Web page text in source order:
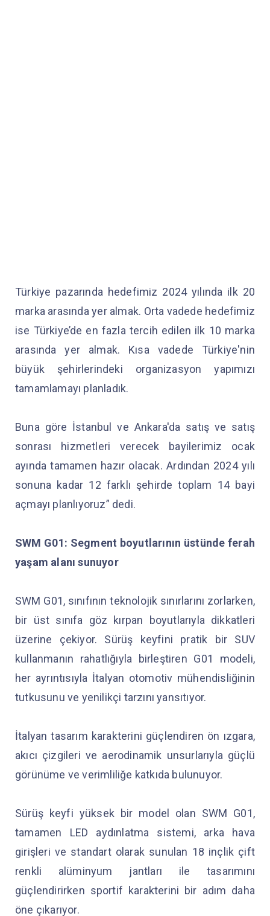
Türkiye pazarında hedefimiz 2024 yılında ilk 20
marka arasında yer almak. Orta vadede hedefimiz
ise Türkiye’de en fazla tercih edilen ilk 10 marka
arasında yer almak. Kısa vadede Türkiye'nin
büyük şehirlerindeki organizasyon yapımızı
tamamlamayı planladık.
Buna göre İstanbul ve Ankara'da satış ve satış
sonrası hizmetleri verecek bayilerimiz ocak
ayında tamamen hazır olacak. Ardından 2024 yılı
sonuna kadar 12 farklı şehirde toplam 14 bayi
açmayı planlıyoruz” dedi.
SWM G01: Segment boyutlarının üstünde ferah
yaşam alanı sunuyor
SWM G01, sınıfının teknolojik sınırlarını zorlarken,
bir üst sınıfa göz kırpan boyutlarıyla dikkatleri
üzerine çekiyor. Sürüş keyfini pratik bir SUV
kullanmanın rahatlığıyla birleştiren G01 modeli,
her ayrıntısıyla İtalyan otomotiv mühendisliğinin
tutkusunu ve yenilikçi tarzını yansıtıyor.
İtalyan tasarım karakterini güçlendiren ön ızgara,
akıcı çizgileri ve aerodinamik unsurlarıyla güçlü
görünüme ve verimliliğe katkıda bulunuyor.
Sürüş keyfi yüksek bir model olan SWM G01,
tamamen LED aydınlatma sistemi, arka hava
girişleri ve standart olarak sunulan 18 inçlik çift
renkli alüminyum jantları ile tasarımını
güçlendirirken sportif karakterini bir adım daha
öne çıkarıyor.